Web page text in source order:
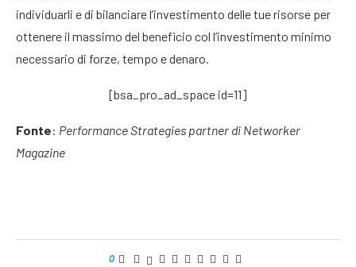
individuarli e di bilanciare l’investimento delle tue risorse per
ottenere il massimo del beneficio col l’investimento minimo
necessario di forze, tempo e denaro.
[bsa_pro_ad_space id=11]
Fonte: Performance Strategies partner di Networker
Magazine
0